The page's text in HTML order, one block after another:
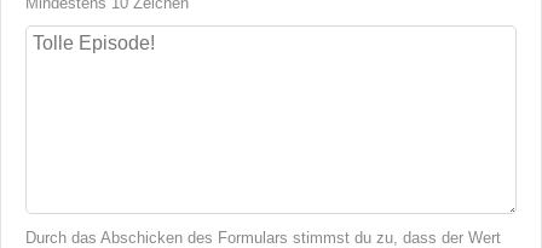
Durch das Abschicken des Formulars stimmst du zu, dass der Wert